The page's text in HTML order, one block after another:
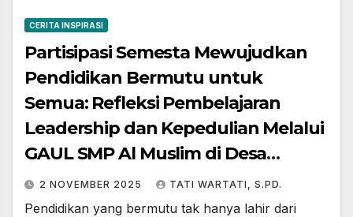
CERITA INSPIRASI
Partisipasi Semesta Mewujudkan
Pendidikan Bermutu untuk
Semua: Refleksi Pembelajaran
Leadership dan Kepedulian Melalui
GAUL SMP Al Muslim di Desa
Bojong Timur Purwakarta.
2 NOVEMBER 2025 TATI WARTATI, S.PD.
Pendidikan yang bermutu tak hanya lahir dari